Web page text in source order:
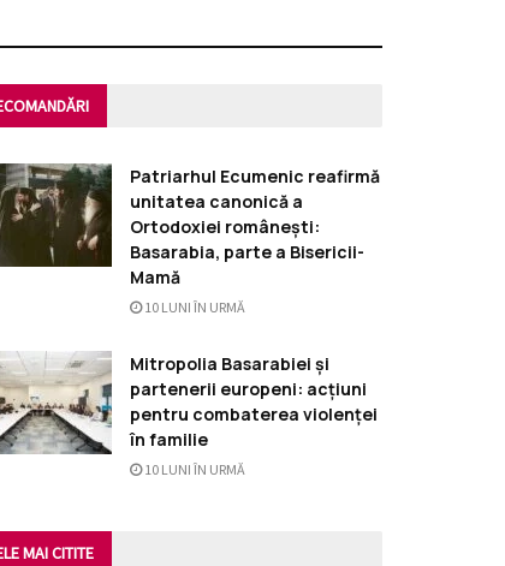
Patriarhul Ecumenic reafirmă
unitatea canonică a
Ortodoxiei românești:
Basarabia, parte a Bisericii-
Mamă
10 LUNI ÎN URMĂ
Mitropolia Basarabiei și
partenerii europeni: acțiuni
pentru combaterea violenței
în familie
10 LUNI ÎN URMĂ
MAI CITITE